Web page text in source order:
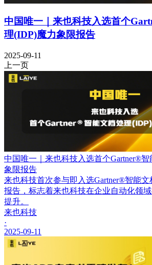
中国唯一｜来也科技入选首个
理(IDP)魔力象限报告
2025-09-11
上一页
中国唯一｜来也科技入选首个Gartner®智
象限报告
来也科技首次参与即入选Gartner®智能
报告，标志着来也科技在企业自动化领
提升。
来也科技
·
2025-09-11